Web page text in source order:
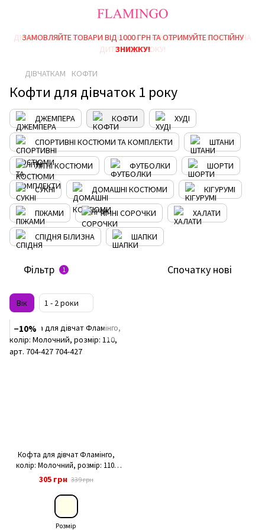
ЗАМОВЛЯЙТЕ ТОВАРИ ВІД 1000 ГРН ТА ОТРИМУЙТЕ ПОСТІЙНУ
ЗНИЖКУ!
ДІЄ ОПЛАТА ПАКУНОК МАЛЮКА, ПАКУНОК ШКОЛЯРА, ВИПЛАТИ НА
ДИТИНУ ДО РОКУ!
ДІВЧАТКАМ КОФТИ
Кофти для дівчаток 1 року
ДЖЕМПЕРА КОФТИ ХУДІ
СПОРТИВНІ КОСТЮМИ ТА КОМПЛЕКТИ ШТАНИ
ЛІТНІ КОСТЮМИ ФУТБОЛКИ ШОРТИ
СУКНІ ДОМАШНІ КОСТЮМИ КІГУРУМІ
ПІЖАМИ НІЧНІ СОРОЧКИ ХАЛАТИ
СПІДНЯ БІЛИЗНА ШАПКИ
Фільтр 1 Спочатку нові
Вік 1 - 2 роки
−10%
Кофта для дівчат Фламінго,
колір: Молочний, розмір: 110,
арт. 704-427
305 грн 339 грн
Розмір